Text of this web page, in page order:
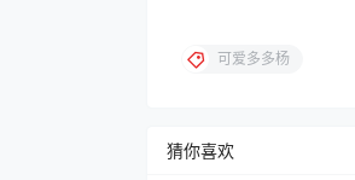
可爱多多杨
猜你喜欢